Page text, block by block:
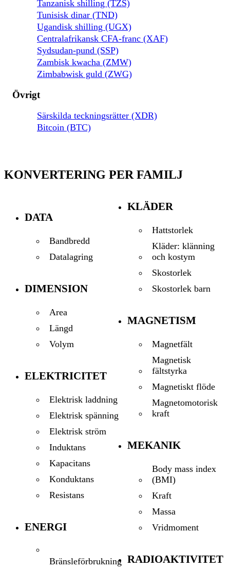
Tanzanisk shilling (TZS)
Tunisisk dinar (TND)
Ugandisk shilling (UGX)
Centralafrikansk CFA-franc (XAF)
Sydsudan-pund (SSP)
Zambisk kwacha (ZMW)
Zimbabwisk guld (ZWG)
Övrigt
Särskilda teckningsrätter (XDR)
Bitcoin (BTC)
KONVERTERING PER FAMILJ
DATA
Bandbredd
Datalagring
DIMENSION
Area
Längd
Volym
ELEKTRICITET
Elektrisk laddning
Elektrisk spänning
Elektrisk ström
Induktans
Kapacitans
Konduktans
Resistans
ENERGI
Bränsleförbrukning
KLÄDER
Hattstorlek
Kläder: klänning
och kostym
Skostorlek
Skostorlek barn
MAGNETISM
Magnetfält
Magnetisk
fältstyrka
Magnetiskt flöde
Magnetomotorisk
kraft
MEKANIK
Body mass index
(BMI)
Kraft
Massa
Vridmoment
RADIOAKTIVITET